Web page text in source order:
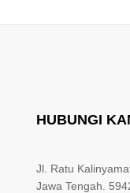
HUBUNGI
Jl. Ratu
Jawa Tengah.